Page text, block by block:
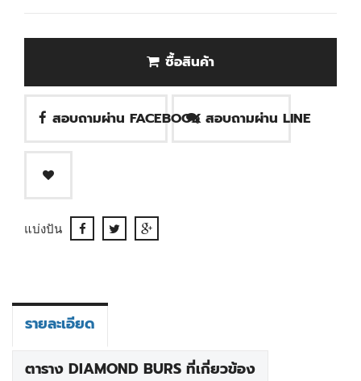
ซื้อสินค้า
สอบถามผ่าน FACEBOOK สอบถามผ่าน LINE
แบ่งปัน
รายละเอียด
ตาราง DIAMOND BURS ที่เกี่ยวข้อง